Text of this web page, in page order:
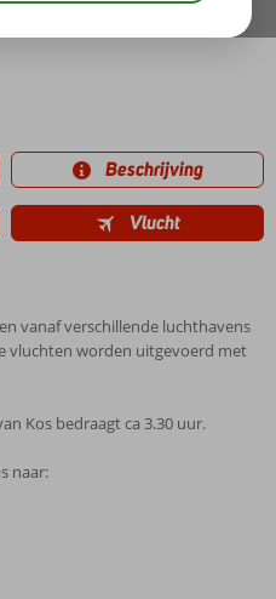
Beschrijving
Vlucht
vanaf verschillende luchthavens
vluchten worden uitgevoerd met
Kos bedraagt ca 3.30 uur.
naar: